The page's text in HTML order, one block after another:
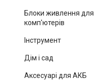
Блоки живлення для
комп'ютерів
Інструмент
Дім і сад
Аксесуарі для АКБ